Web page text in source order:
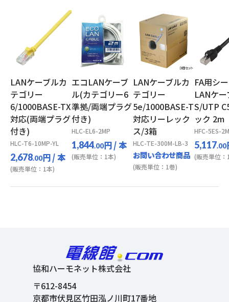
LANケーブルカ
テゴリー
6/1000BASE-TX
対応(両端プラグ
付き)
HLC-T6-10MP-YL
2,678.00円/ 本
(販売単位：1本)
エコLANケーブ
ル(カテゴリー6
準拠/両端プラグ
付き)
HLC-EL6-2MP
1,844.00円/ 本
(販売単位：1本)
LANケーブルカ
テゴリー
5e/1000BASE-T
対応リーレック
ス/3箱
HLC-TE-300M-LB-3
お問い合わせ商品
(販売単位：1巻)
FA用シ
LANケ
S/UTP
ック 2m
HFC-5ES-
5,117.00
(販売単位：
協和ハーモネット株式会社
〒612-8454
京都市伏見区竹田泓ノ川町17番地